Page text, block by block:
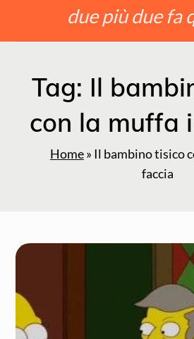
due più due fa
Tag: Il
con la muffa
Home» Il bambino tisico
faccia